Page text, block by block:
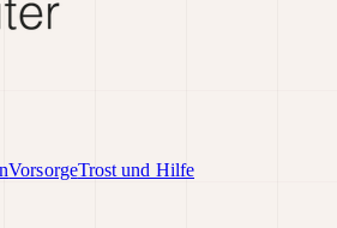
VorsorgeTrost und Hilfe